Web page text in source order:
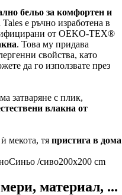
бельо за комфортен и
е ръчно изработена в
от OEKO-TEX®
. Това му придава
свойства, като
да го използвате през
затваряне с плик,
влакна от
мекота, тя пристига в дома
Синьо /сиво200x200 cm
материал, ...